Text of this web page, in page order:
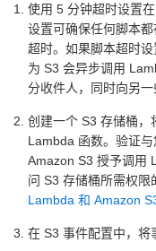
使用 5 分钟超时设置
设置可确保任何脚本
超时。如果脚本超时
为 S3 会异步调用
分收件人，同时向另一
创建一个 S3 存储桶，
Lambda 函数。验证
Amazon S3 授予调用
问 S3 存储桶所需权限
Lambda 和 Amazon
在 S3 事件配置中，将